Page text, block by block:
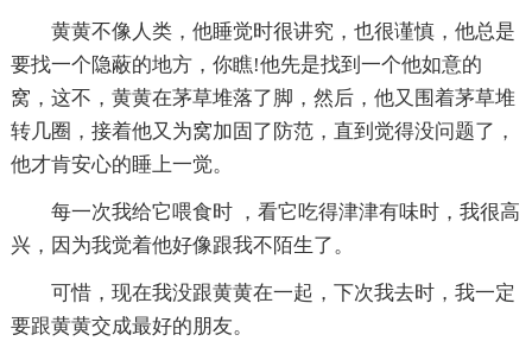
黄黄不像人类，他睡觉时很讲究，也很谨慎，他总是
要找一个隐蔽的地方，你瞧!他先是找到一个他如意的
窝，这不，黄黄在茅草堆落了脚，然后，他又围着茅草堆
转几圈，接着他又为窝加固了防范，直到觉得没问题了，
他才肯安心的睡上一觉。
每一次我给它喂食时 ，看它吃得津津有味时，我很高
兴，因为我觉着他好像跟我不陌生了。
可惜，现在我没跟黄黄在一起，下次我去时，我一定
要跟黄黄交成最好的朋友。